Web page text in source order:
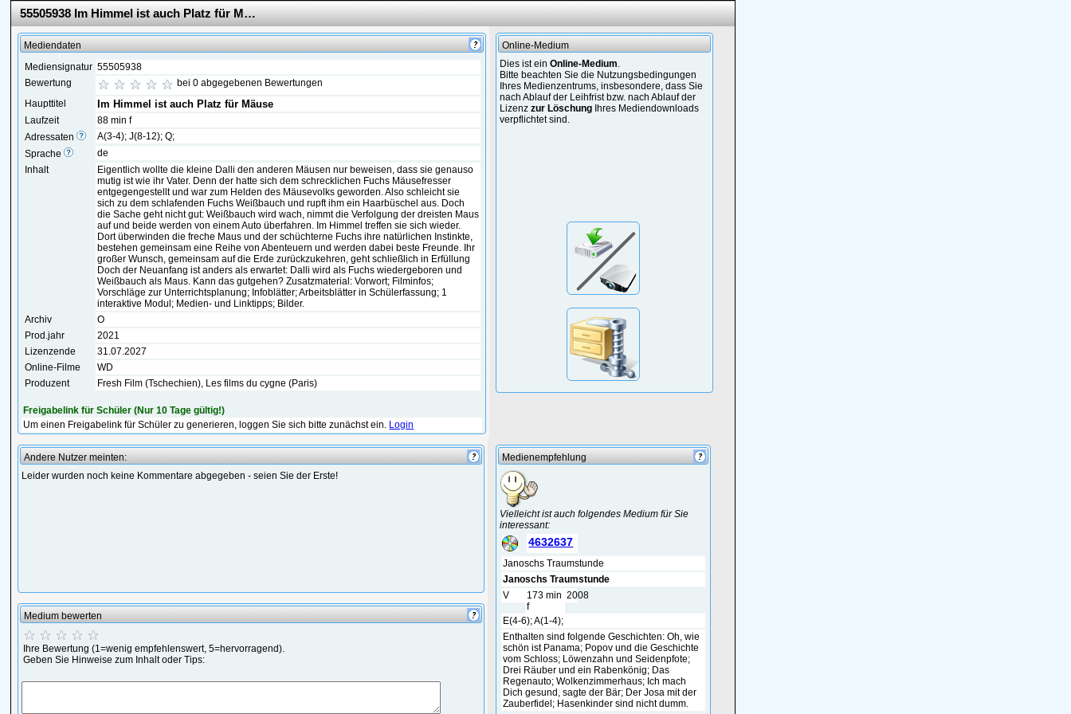
55505938 Im Himmel ist auch Platz für Mäuse
Mediendaten
Mediensignatur 55505938
Bewertung
bei 0 abgegebenen Bewertungen
Haupttitel
Im Himmel ist auch Platz für Mäuse
Laufzeit
88 min f
Adressaten
A(3-4); J(8-12); Q;
Sprache
de
Inhalt
Eigentlich wollte die kleine Dalli den anderen Mäusen nur beweisen, dass sie genauso
mutig ist wie ihr Vater. Denn der hatte sich dem schrecklichen Fuchs Mäusefresser
entgegengestellt und war zum Helden des Mäusevolks geworden. Also schleicht sie
sich zu dem schlafenden Fuchs Weißbauch und rupft ihm ein Haarbüschel aus. Doch
die Sache geht nicht gut: Weißbauch wird wach, nimmt die Verfolgung der dreisten Maus
auf und beide werden von einem Auto überfahren. Im Himmel treffen sie sich wieder.
Dort überwinden die freche Maus und der schüchterne Fuchs ihre natürlichen Instinkte,
bestehen gemeinsam eine Reihe von Abenteuern und werden dabei beste Freunde. Ihr
großer Wunsch, gemeinsam auf die Erde zurückzukehren, geht schließlich in Erfüllung
Doch der Neuanfang ist anders als erwartet: Dalli wird als Fuchs wiedergeboren und
Weißbauch als Maus. Kann das gutgehen? Zusatzmaterial: Vorwort; Filminfos;
Vorschläge zur Unterrichtsplanung; Infoblätter; Arbeitsblätter in Schülerfassung; 1
interaktive Modul; Medien- und Linktipps; Bilder.
Archiv
O
Prod.jahr
2021
Lizenzende
31.07.2027
Online-Filme
WD
Produzent
Fresh Film (Tschechien), Les films du cygne (Paris)
Freigabelink für Schüler (Nur 10 Tage gültig!)
Um einen Freigabelink für Schüler zu generieren, loggen Sie sich bitte zunächst ein. Login
Online-Medium
Dies ist einOnline-Medium.
Bitte beachten Sie die Nutzungsbedingungen
Ihres Medienzentrums, insbesondere, dass Sie
nach Ablauf der Leihfrist bzw. nach Ablauf der
Lizenzzur Löschung Ihres Mediendownloads
verpflichtet sind.
Andere Nutzer meinten:
Leider wurden noch keine Kommentare abgegeben - seien Sie der Erste!
Medium bewerten
Ihre Bewertung (1=wenig empfehlenswert, 5=hervorragend).
Geben Sie Hinweise zum Inhalt oder Tips:
Medienempfehlung
Vielleicht ist auch folgendes Medium für Sie
interessant:
4632637
Janoschs Traumstunde
Janoschs Traumstunde
V
173 min
f
2008
E(4-6); A(1-4);
Enthalten sind folgende Geschichten: Oh, wie
schön ist Panama; Popov und die Geschichte
vom Schloss; Löwenzahn und Seidenpfote;
Drei Räuber und ein Rabenkönig; Das
Regenauto; Wolkenzimmerhaus; Ich mach
Dich gesund, sagte der Bär; Der Josa mit der
Zauberfidel; Hasenkinder sind nicht dumm.